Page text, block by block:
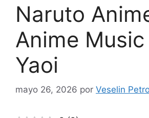
Naruto
Anime
Yaoi
mayo 26, 2026 por Veselin